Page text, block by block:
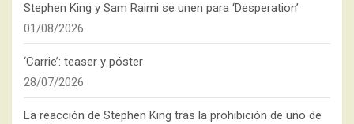
Stephen King y Sam Raimi se unen para ‘Desperation’
01/08/2026
‘Carrie’: teaser y póster
28/07/2026
La reacción de Stephen King tras la prohibición de uno de